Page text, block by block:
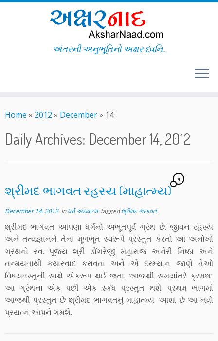
to
અંતરની અનુભૂતિનો અક્ષર ધ્વનિ..
Home » 2012 » December» 14
Daily Archives: December 14, 2012
શ્રીમદ ભાગવત રહસ્ય (માહાત્મ્ય)
4
December 14, 2012inધર્મ અધ્યાત્મ taggedશ્રીમદ ભાગવત
શ્રીમદ ભાગવત આપણા ધર્મનો અભૂતપૂર્વ ગ્રંથ છે. જીવન રહસ્ય
અને તત્વજ્ઞાનને તેના મૂળભૂત સ્વરૂપે પ્રસ્તુત કરતો આ અનોખો
ગ્રંથનો સ્વ. પૂજ્ય શ્રી ડોંગરેજી મહારાજ અનેરી નિષ્ઠા અને
તન્મયતાથી કથાસ્વાદ કરાવતા અને એ દરમ્યાન જાણે તેઓ
વિષયવસ્તુની સાથે એકરૂપ થઈ જતા. આજથી સમયાંતરે ક્રમશઃ
આ ગ્રંથના એક પછી એક સ્કંધ પ્રસ્તુત થશે. પ્રથમ ભાગમાં
આજથી પ્રસ્તુત છે શ્રીમદ ભાગવતનું માહાત્મ્ય. આશા છે આ નવો
પ્રયત્ન આપને ગમશે.